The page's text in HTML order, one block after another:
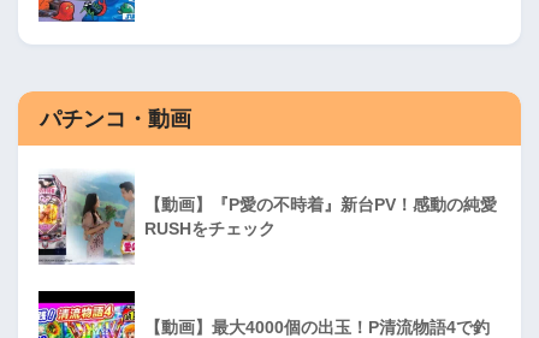
パチンコ・動画
【動画】『P愛の不時着』新台PV！感動の純愛
RUSHをチェック
【動画】最大4000個の出玉！P清流物語4で釣